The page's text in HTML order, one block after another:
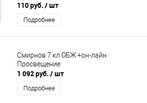
110 руб. / шт
Подробнее
Смирнов 7 кл ОБЖ +он-лайн
Просвещение
1 092 руб. / шт
Подробнее